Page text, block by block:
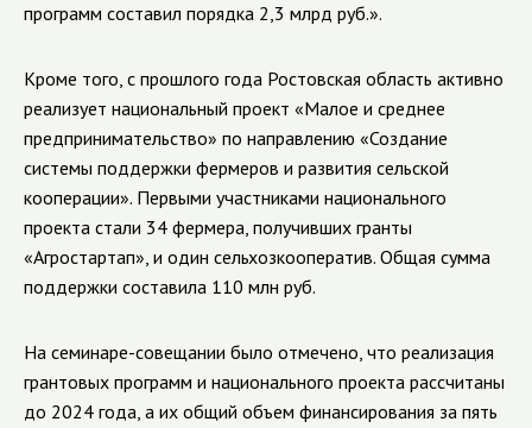
программ составил порядка 2,3 млрд руб.».
Кроме того, с прошлого года Ростовская область активно
реализует национальный проект «Малое и среднее
предпринимательство» по направлению «Создание
системы поддержки фермеров и развития сельской
кооперации». Первыми участниками национального
проекта стали 34 фермера, получивших гранты
«Агростартап», и один сельхозкооператив. Общая сумма
поддержки составила 110 млн руб.
На семинаре-совещании было отмечено, что реализация
грантовых программ и национального проекта рассчитаны
до 2024 года, а их общий объем финансирования за пять